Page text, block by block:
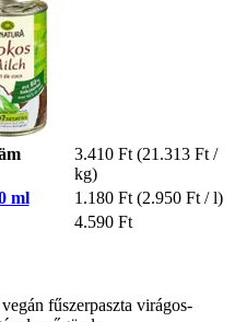
3.410 Ft (21.313 Ft /
kg)
ml
1.180 Ft (2.950 Ft / l)
4.590 Ft
fűszerpaszta virágos-